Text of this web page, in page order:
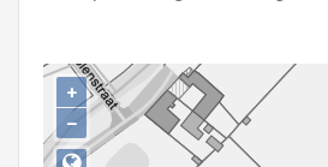
Gebeurtenis
Persoon of collectief
+
−